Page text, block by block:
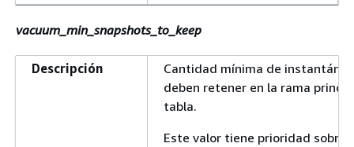
vacuum_min_snapshots_to_keep
Descripción
Cantidad mínima de
deben retener en la rama
tabla.
Este valor tiene prioridad sobre